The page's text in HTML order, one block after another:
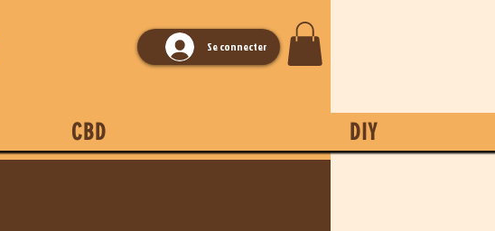
Se connecter
CBD DIY